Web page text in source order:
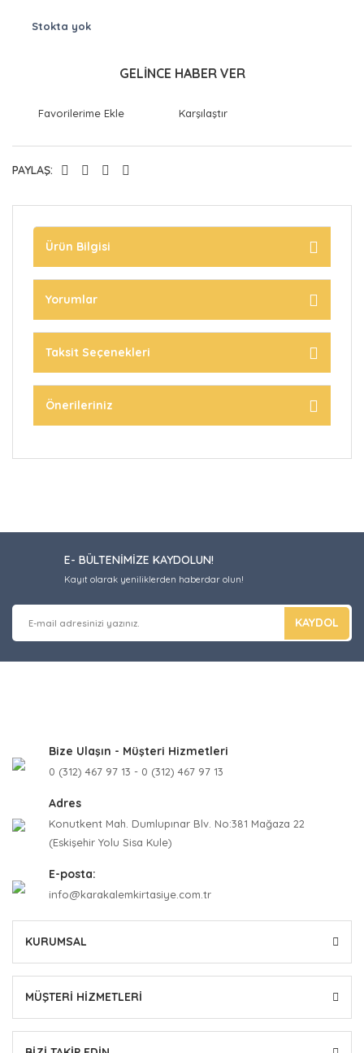
Stokta yok
GELİNCE HABER VER
Karşılaştır
PAYLAŞ:
Ürün Bilgisi
Yorumlar
Taksit Seçenekleri
Önerileriniz
E- BÜLTENİMİZE KAYDOLUN!
Kayıt olarak yeniliklerden haberdar olun!
KAYDOL
Bize Ulaşın - Müşteri Hizmetleri
0 (312) 467 97 13 - 0 (312) 467 97 13
Adres
Konutkent Mah. Dumlupınar Blv. No:381 Mağaza 22
(Eskişehir Yolu Sisa Kule)
E-posta:
info@karakalemkirtasiye.com.tr
KURUMSAL
MÜŞTERİ HİZMETLERİ